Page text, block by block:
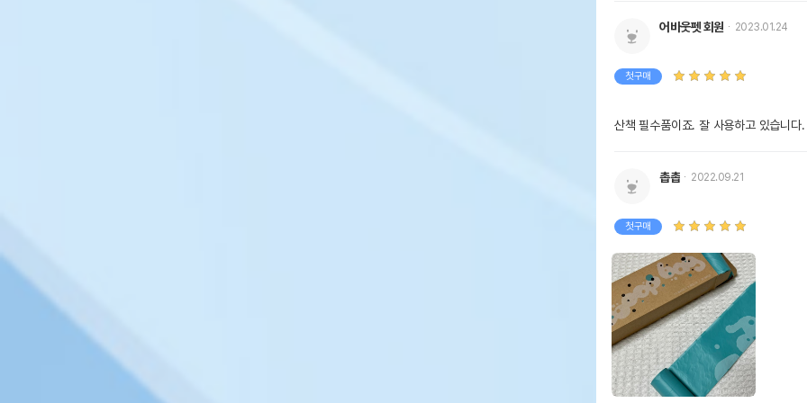
어바웃펫 회원 2023.01.24
첫구매
산책 필수품이죠. 잘 사용하고 있습니다.
촙촙 2022.09.21
첫구매